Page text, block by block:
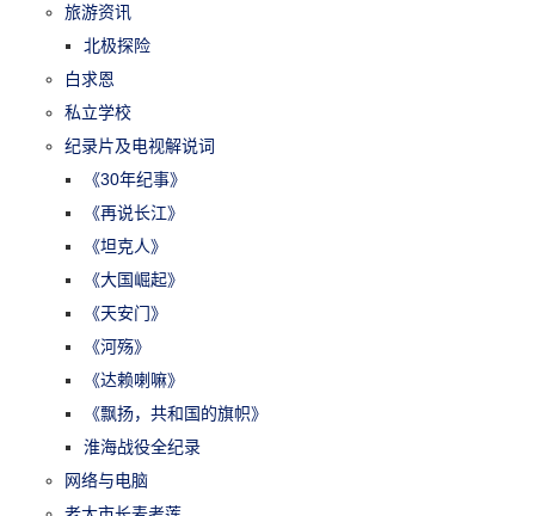
旅游资讯
北极探险
白求恩
私立学校
纪录片及电视解说词
《30年纪事》
《再说长江》
《坦克人》
《大国崛起》
《天安门》
《河殇》
《达赖喇嘛》
《飘扬，共和国的旗帜》
淮海战役全纪录
网络与电脑